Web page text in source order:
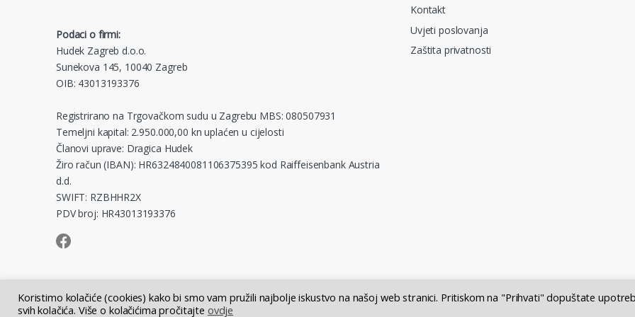
Podaci o firmi:
Hudek Zagreb d.o.o.
Sunekova 145, 10040 Zagreb
OIB: 43013193376
Registrirano na Trgovačkom sudu u Zagrebu MBS: 080507931
Temeljni kapital: 2.950.000,00 kn uplaćen u cijelosti
Članovi uprave: Dragica Hudek
Žiro račun (IBAN): HR6324840081106375395 kod Raiffeisenbank Austria
d.d.
SWIFT: RZBHHR2X
PDV broj: HR43013193376
Kontakt
Uvjeti poslovanja
Zaštita privatnosti
© Hudek Zagreb d.o.o. - sva prava pridržana | Tečaj EUR = 7,53450 HRK
Koristimo kolačiće (cookies) kako bi smo vam pružili najbolje iskustvo na našoj web stranici. Pritiskom na "Prihvati" dopuštate
svih kolačića. Više o kolačićima pročitajte ovdje